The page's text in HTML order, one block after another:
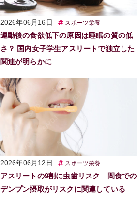
2026年06月16日 スポーツ栄養
運動後の食欲低下の原因は睡眠の質の低
さ？ 国内女子学生アスリートで独立した
関連が明らかに
2026年06月12日 スポーツ栄養
アスリートの9割に虫歯リスク 間食での
デンプン摂取がリスクに関連している